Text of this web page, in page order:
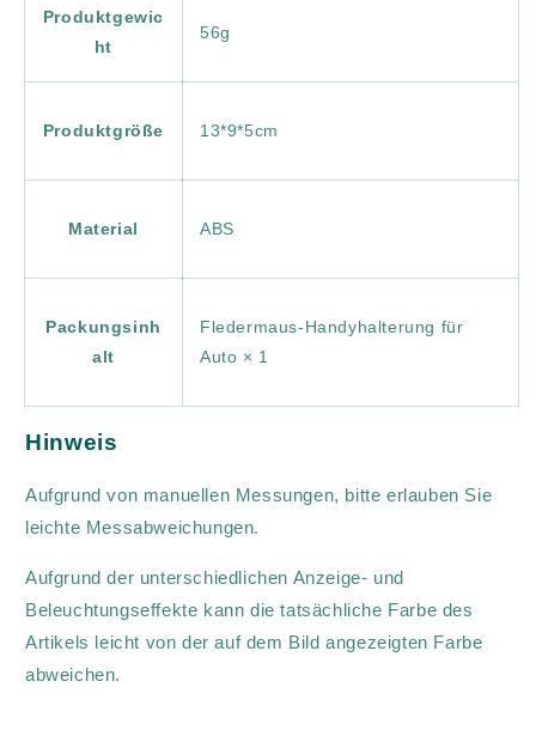
Produktgewic
ht
56g
Produktgröße 13*9*5cm
Material ABS
Packungsinh
alt
Fledermaus-Handyhalterung für
Auto × 1
Hinweis
Aufgrund von manuellen Messungen, bitte erlauben Sie
leichte Messabweichungen.
Aufgrund der unterschiedlichen Anzeige- und
Beleuchtungseffekte kann die tatsächliche Farbe des
Artikels leicht von der auf dem Bild angezeigten Farbe
abweichen.